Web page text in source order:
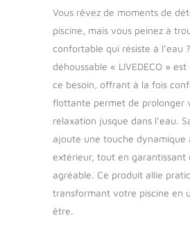
Vous rêvez de moments de
piscine, mais vous peinez à
confortable qui résiste à l’eau
déhoussable « LIVEDECO »
ce besoin, offrant à la fois
flottante permet de prolonger
relaxation jusque dans l’eau.
ajoute une touche dynamique
extérieur, tout en garantissant
agréable. Ce produit allie
transformant votre piscine en
être.